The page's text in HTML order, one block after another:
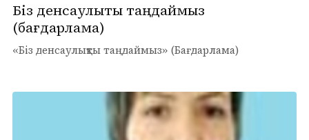
Біз денсаулықты таңдаймыз
(бағдарлама)
«Біз денсаулықты таңдаймыз» (Бағдарлама)